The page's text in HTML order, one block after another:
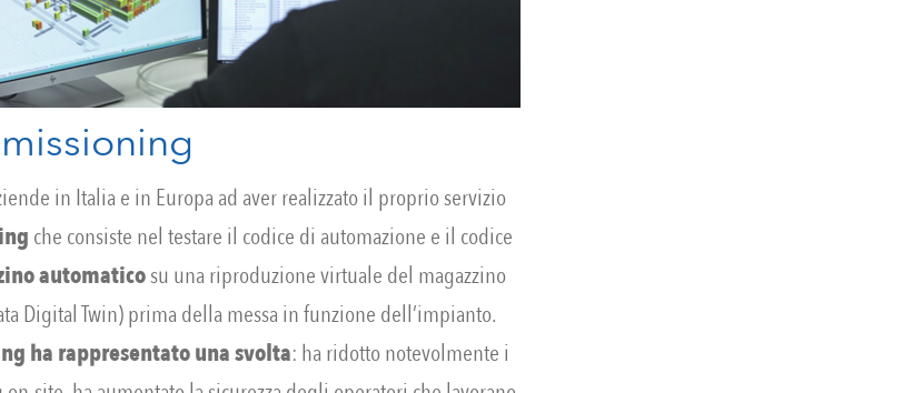
in Italia e in Europa ad aver realizzato il proprio servizio
che consiste nel testare il codice di automazione e il codice
automaticosu una riproduzione virtuale del magazzino
Digital Twin) prima della messa in funzione dell’impianto.
ha rappresentato una svolta: ha ridotto notevolmente i